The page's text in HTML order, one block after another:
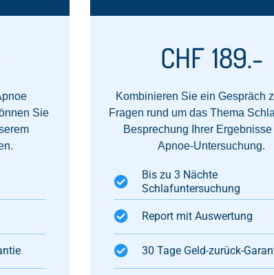
Sie
CHF 189.-
Kombinieren Sie ein Gespräch
Fragen rund um das Thema
Besprechung Ihrer
Apnoe-Untersuchung.
Bis zu 3 Nächte
Schlafuntersuchung
Report mit Auswertung​
30 Tage Geld-zurück-